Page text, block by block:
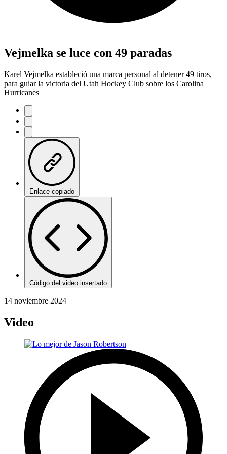
Vejmelka se luce con 49 paradas
Karel Vejmelka estableció una marca personal al detener 49 tiros,
para guiar la victoria del Utah Hockey Club sobre los Carolina
Hurricanes
Enlace copiado
Código del video insertado
14 noviembre 2024
Video